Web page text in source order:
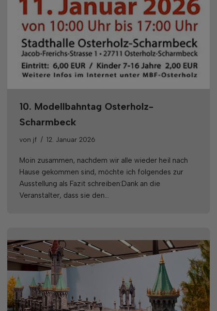
10. Modellbahntag Osterholz-
Scharmbeck
von jf 12. Januar 2026
Moin zusammen, nachdem wir alle wieder heil nach
Hause gekommen sind, möchte ich folgendes zur
Ausstellung als Fazit schreiben:Dank an die
Veranstalter, dass sie den…